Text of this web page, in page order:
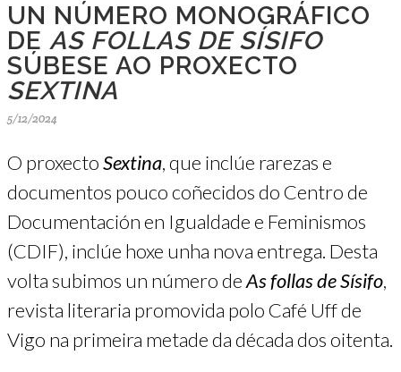
UN NÚMERO MONOGRÁFICO
DE AS FOLLAS DE SÍSIFO
SÚBESE AO PROXECTO
SEXTINA
5/12/2024
O proxectoSextina, que inclúe rarezas e
documentos pouco coñecidos do Centro de
Documentación en Igualdade e Feminismos
(CDIF), inclúe hoxe unha nova entrega. Desta
volta subimos un número deAs follas de Sísifo,
revista literaria promovida polo Café Uff de
Vigo na primeira metade da década dos oitenta.